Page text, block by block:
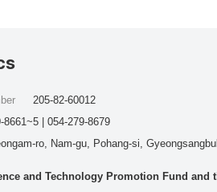
ro, Nam-gu, Pohang-si,
205-82-60012
8661~5 | 054-279-8679
and Technology Promotion Fund